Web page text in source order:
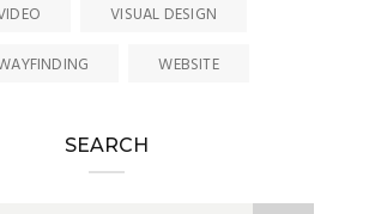
VISUAL DESIGN
WEBSITE
SEARCH